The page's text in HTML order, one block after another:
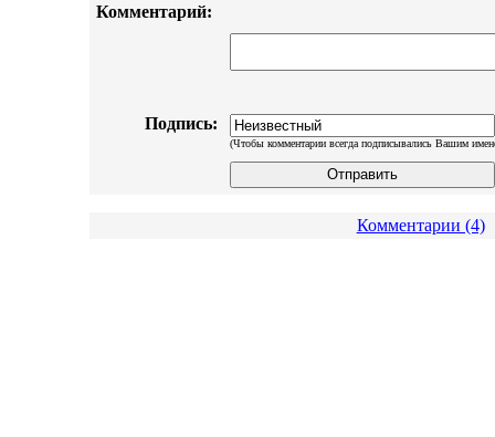
Комментарий:
Подпись:
(Чтобы комментарии всегда подписывались Вашим
Комментарии (4)